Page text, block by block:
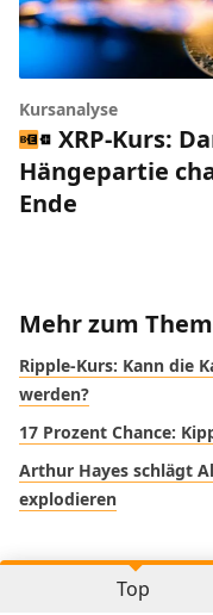
Kursanalyse
XRP-Kurs:
Hängepartie
Ende
Mehr zum
Ripple-Kurs: Kann die
werden?
17 Prozent Chance:
Arthur Hayes schlägt
explodieren
Top